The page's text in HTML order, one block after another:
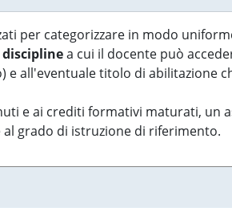
per categorizzare in modo
a cui il docente può
e all'eventuale titolo di abilitazione
e ai crediti formativi maturati, un
grado di istruzione di riferimento.